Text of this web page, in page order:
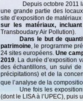
Depuis octobre 2011
une grande partie des
site d’exposition de
sur les matériaux,
Transboudary Air Pollution).
Dans le but de
patrimoine, le programme
24 sites européens. Une
2019. La durée d’exposition
des échantillons, un suivi
précipitations) et de la
que l’analyse de la
Une fois les
(dont le LISA à l’UPEC),